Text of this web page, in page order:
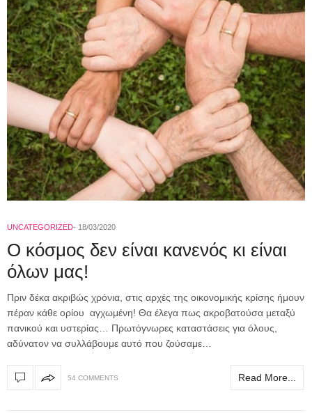
UNCATEGORIZED 18/03/2020
Ο κόσμος δεν είναι κανενός κι είναι
όλων μας!
Πριν δέκα ακριβώς χρόνια, στις αρχές της οικονομικής κρίσης ήμουν
πέραν κάθε ορίου αγχωμένη! Θα έλεγα πως ακροβατούσα μεταξύ
πανικού και υστερίας… Πρωτόγνωρες καταστάσεις για όλους,
αδύνατον να συλλάβουμε αυτό που ζούσαμε…
54 COMMENTS Read More...